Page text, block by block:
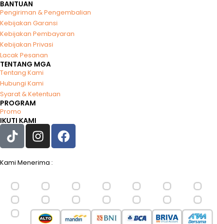
BANTUAN
Pengiriman & Pengembalian
Kebijakan Garansi
Kebijakan Pembayaran
Kebijakan Privasi
Lacak Pesanan
TENTANG MGA
Tentang Kami
Hubungi Kami
Syarat & Ketentuan
PROGRAM
Promo
IKUTI KAMI
Kami Menerima :